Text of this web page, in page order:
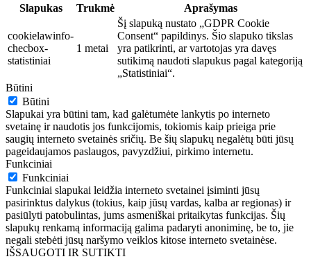
Slapukas
Trukmė Aprašymas
cookielawinfo-
checbox-
statistiniai
1 metai
Šį slapuką nustato „GDPR Cookie
Consent“ papildinys. Šio slapuko tikslas
yra patikrinti, ar vartotojas yra davęs
sutikimą naudoti slapukus pagal kategoriją
„Statistiniai“.
Būtini
Būtini
Slapukai yra būtini tam, kad galėtumėte lankytis po interneto
svetainę ir naudotis jos funkcijomis, tokiomis kaip prieiga prie
saugių interneto svetainės sričių. Be šių slapukų negalėtų būti jūsų
pageidaujamos paslaugos, pavyzdžiui, pirkimo internetu.
Funkciniai
Funkciniai
Funkciniai slapukai leidžia interneto svetainei įsiminti jūsų
pasirinktus dalykus (tokius, kaip jūsų vardas, kalba ar regionas) ir
pasiūlyti patobulintas, jums asmeniškai pritaikytas funkcijas. Šių
slapukų renkamą informaciją galima padaryti anoniminę, be to, jie
negali stebėti jūsų naršymo veiklos kitose interneto svetainėse.
IŠSAUGOTI IR SUTIKTI